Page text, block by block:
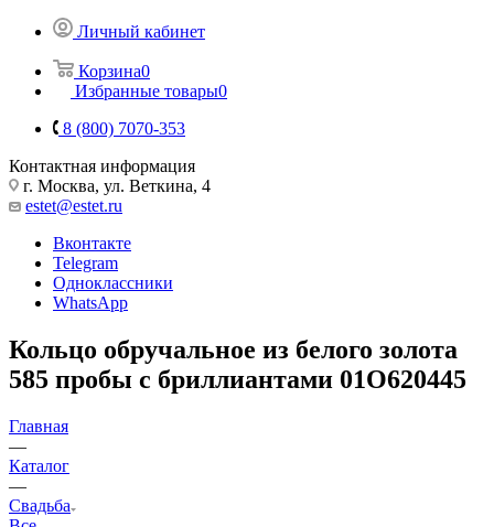
Личный кабинет
Корзина0
Избранные товары0
8 (800) 7070-353
Контактная информация
г. Москва, ул. Веткина, 4
estet@estet.ru
Вконтакте
Telegram
Одноклассники
WhatsApp
Кольцо обручальное из белого золота
585 пробы с бриллиантами 01О620445
Главная
—
Каталог
—
Свадьба